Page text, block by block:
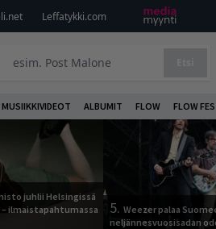
Leffatykki.com
MUSIIKKIVIDEOT ALBUMIT FLOW FLOW
juhlii Helsingissä
ilmaistapahtumassa
5. Weezer palaa
neljännesvuosisadan